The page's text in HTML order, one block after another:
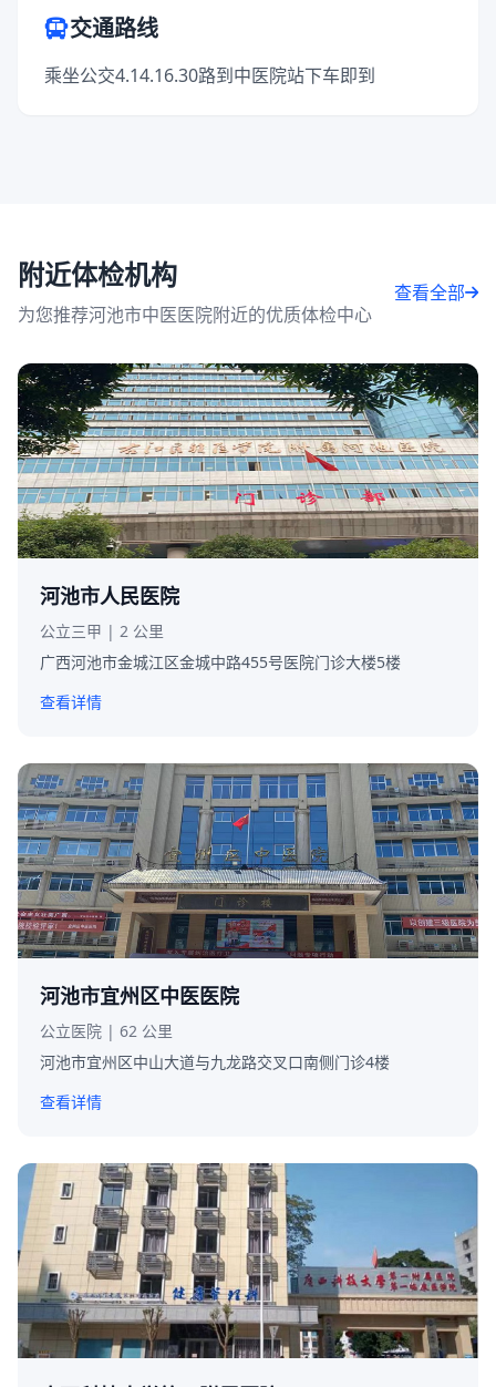
交通路线
乘坐公交4.14.16.30路到中医院站下车即到
附近体检机构
为您推荐河池市中医医院附近的优质体检中心
查看全部
河池市人民医院
公立三甲 | 2 公里
广西河池市金城江区金城中路455号医院门诊大楼5楼
查看详情
河池市宜州区中医医院
公立医院 | 62 公里
河池市宜州区中山大道与九龙路交叉口南侧门诊4楼
查看详情